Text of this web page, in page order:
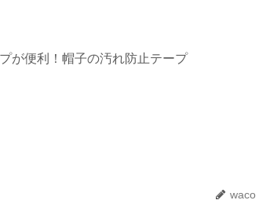
が便利！帽子の汚れ防止テープ
waco